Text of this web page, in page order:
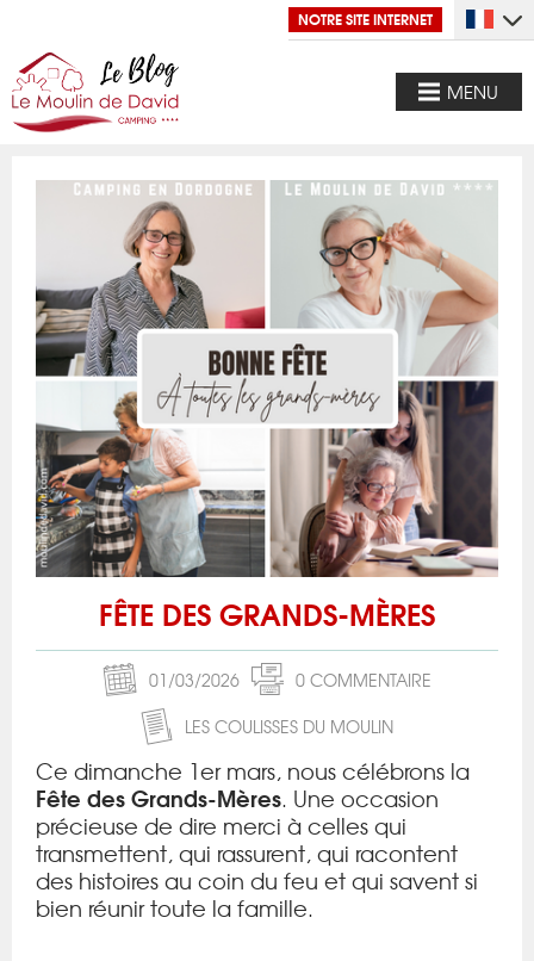
NOTRE SITE INTERNET
MENU
FÊTE DES GRANDS-MÈRES
01/03/2026
0 COMMENTAIRE
LES COULISSES DU MOULIN
Ce dimanche 1er mars, nous célébrons la
Fête des Grands-Mères. Une occasion
précieuse de dire merci à celles qui
transmettent, qui rassurent, qui racontent
des histoires au coin du feu et qui savent si
bien réunir toute la famille.